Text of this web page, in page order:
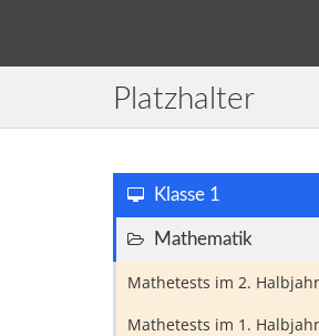
Platzhalter
Klasse 1
Mathematik
Mathetests im 2. Halbjahr
Mathetests im 1. Halbjahr